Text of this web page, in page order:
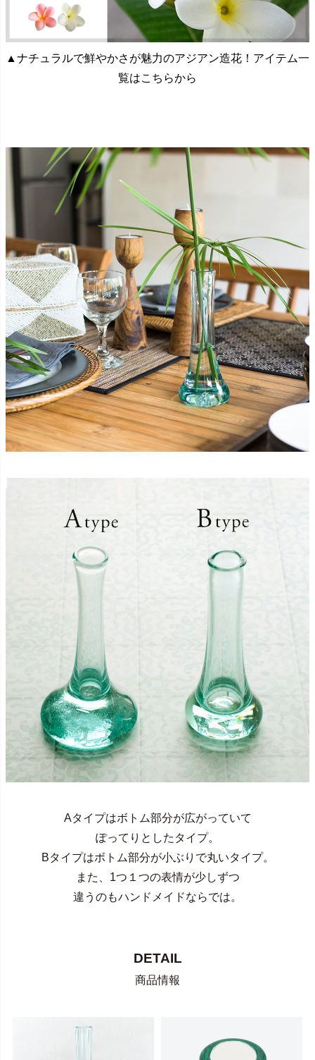
▲ナチュラルで鮮やかさが魅力のアジアン造花！アイテム一
覧はこちらから
Aタイプはボトム部分が広がっていて
ぽってりとしたタイプ。
Bタイプはボトム部分が小ぶりで丸いタイプ。
また、1つ１つの表情が少しずつ
違うのもハンドメイドならでは。
DETAIL
商品情報